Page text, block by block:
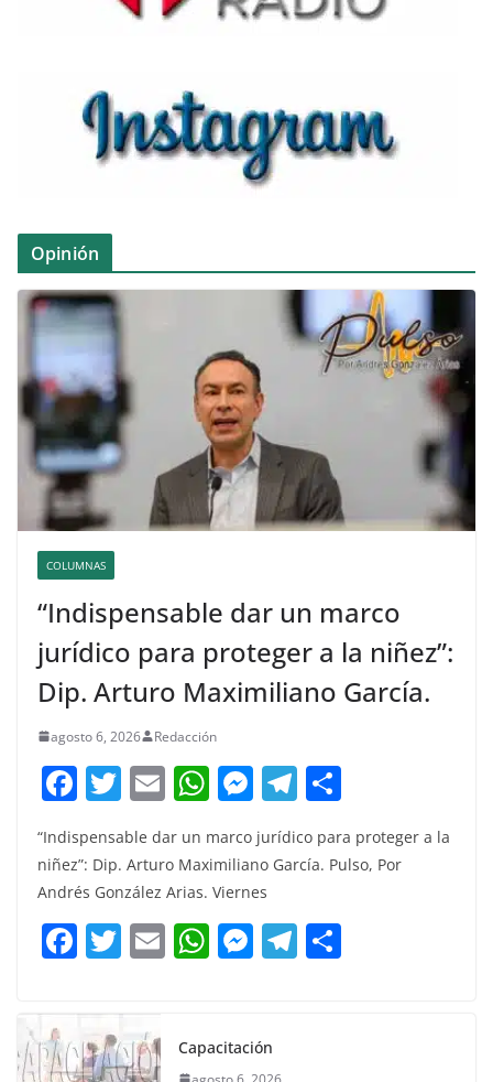
Opinión
COLUMNAS
“Indispensable dar un marco
jurídico para proteger a la niñez”:
Dip. Arturo Maximiliano García.
agosto 6, 2026 Redacción
F
c
e
b
o
k
T
w
itt
er
E
ai
l
W
at
s
A
p
M
e
ss
e
n
g
T
e
a
m
m
“Indispensable dar un marco jurídico para proteger a la
niñez”: Dip. Arturo Maximiliano García. Pulso, Por
Andrés González Arias. Viernes
F
c
e
T
itt
er
E W
s
M
e
T
Capacitación